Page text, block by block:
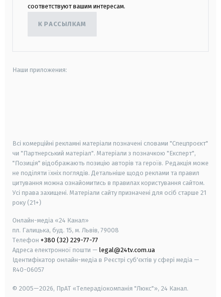
соответствуют вашим интересам.
К РАССЫЛКАМ
Наши приложения:
Всі комерційні рекламні матеріали позначені словами "Спецпроєкт"
чи "Партнерський матеріал". Матеріали з позначкою "Експерт",
"Позиція" відображають позицію авторів та героїв. Редакція може
не поділяти їхніх поглядів. Детальніше щодо реклами та правил
цитування можна ознайомитись в правилах користування сайтом.
Усі права захищені. Матеріали сайту призначені для осіб старше 21
року (21+)
Онлайн-медіа «24 Канал»
пл. Галицька, буд. 15, м. Львів, 79008
Телефон +380 (32) 229-77-77
Адреса електронної пошти — legal@24tv.com.ua
Ідентифікатор онлайн-медіа в Реєстрі суб'єктів у сфері медіа —
R40-06057
© 2005—2026, ПрАТ «Телерадіокомпанія "Люкс"», 24 Канал.